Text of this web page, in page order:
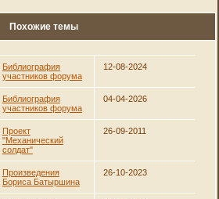
Похожие темы
Библиография
участников форума
12-08-2024
Библиография
участников форума
04-04-2026
Проект
"Механический
солдат"
26-09-2011
Произведения
Бориса Батыршина
26-10-2023